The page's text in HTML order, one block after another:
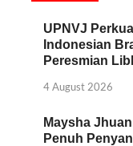
UPNVJ
Indonesian
Peresmian
4 August 2026
Maysha
Penuh